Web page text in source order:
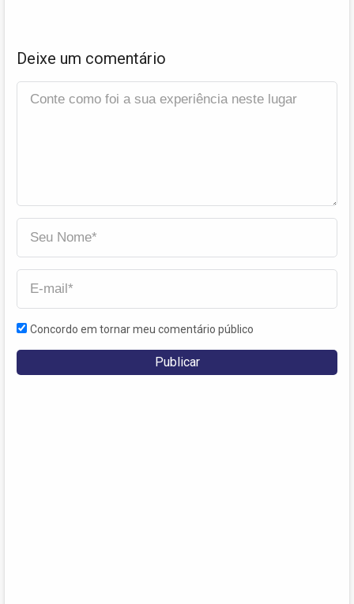
Deixe um comentário
Concordo em tornar meu comentário público